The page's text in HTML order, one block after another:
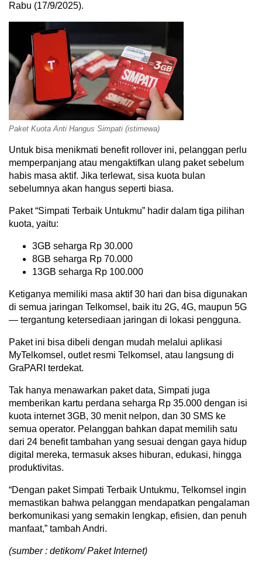
Rabu (17/9/2025).
Paket Kuota Anti Hangus Simpati (istimewa)
Untuk bisa menikmati benefit rollover ini, pelanggan perlu
memperpanjang atau mengaktifkan ulang paket sebelum
habis masa aktif. Jika terlewat, sisa kuota bulan
sebelumnya akan hangus seperti biasa.
Paket “Simpati Terbaik Untukmu” hadir dalam tiga pilihan
kuota, yaitu:
3GB seharga Rp 30.000
8GB seharga Rp 70.000
13GB seharga Rp 100.000
Ketiganya memiliki masa aktif 30 hari dan bisa digunakan
di semua jaringan Telkomsel, baik itu 2G, 4G, maupun 5G
— tergantung ketersediaan jaringan di lokasi pengguna.
Paket ini bisa dibeli dengan mudah melalui aplikasi
MyTelkomsel, outlet resmi Telkomsel, atau langsung di
GraPARI terdekat.
Tak hanya menawarkan paket data, Simpati juga
memberikan kartu perdana seharga Rp 35.000 dengan isi
kuota internet 3GB, 30 menit nelpon, dan 30 SMS ke
semua operator. Pelanggan bahkan dapat memilih satu
dari 24 benefit tambahan yang sesuai dengan gaya hidup
digital mereka, termasuk akses hiburan, edukasi, hingga
produktivitas.
“Dengan paket Simpati Terbaik Untukmu, Telkomsel ingin
memastikan bahwa pelanggan mendapatkan pengalaman
berkomunikasi yang semakin lengkap, efisien, dan penuh
manfaat,” tambah Andri.
(sumber : detikom/ Paket Internet)